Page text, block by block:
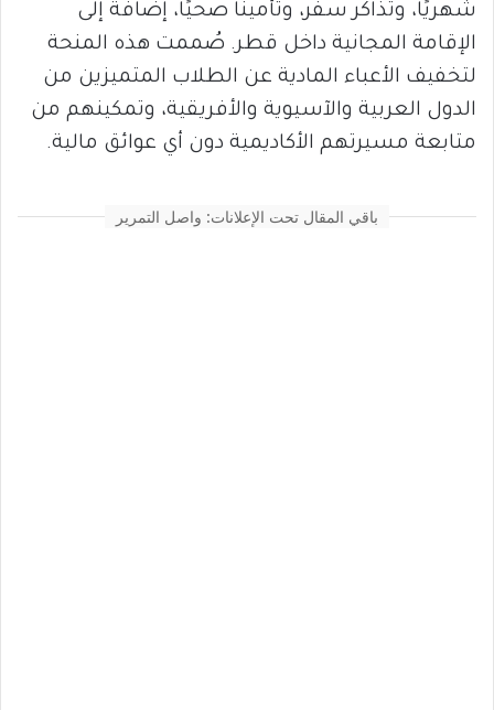
شهريًا، وتذاكر سفر، وتأمينًا صحيًا، إضافة إلى
الإقامة المجانية داخل قطر. صُممت هذه المنحة
لتخفيف الأعباء المادية عن الطلاب المتميزين من
الدول العربية والآسيوية والأفريقية، وتمكينهم من
متابعة مسيرتهم الأكاديمية دون أي عوائق مالية.
باقي المقال تحت الإعلانات: واصل التمرير